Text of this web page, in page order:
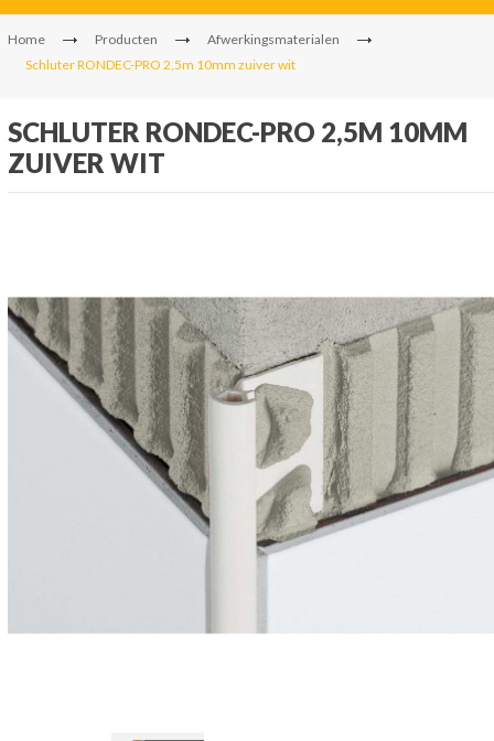
Home Producten
Afwerkingsmaterialen
Schluter RONDEC-PRO 2,5m 10mm zuiver wit
SCHLUTER RONDEC-PRO 2,5M 10MM
ZUIVER WIT